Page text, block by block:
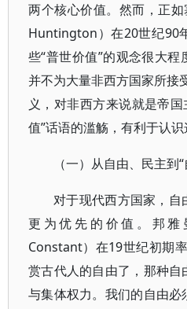
两个核心价值。然而，正
Huntington）在20世纪90
些“普世价值”的观念很大程
并不为大量非西方国家所接
义，对非西方来说就是帝
值”话语的滥觞，有利于认识
（一）从自由、民主到
对于现代西方国家，自
更为优先的价值。邦雅
Constant）在19世纪初期
赏古代人的自由了，那种
与集体权力。我们的自由必